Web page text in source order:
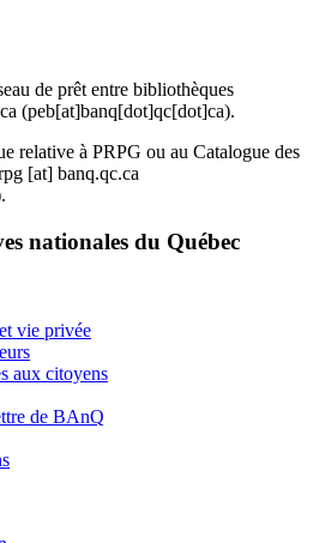
de prêt entre bibliothèques
(peb[at]banq[dot]qc[dot]ca).
relative à PRPG ou au Catalogue des
[at] banq.qc.ca
.
nationales du Québec
vie privée
aux citoyens
de BAnQ